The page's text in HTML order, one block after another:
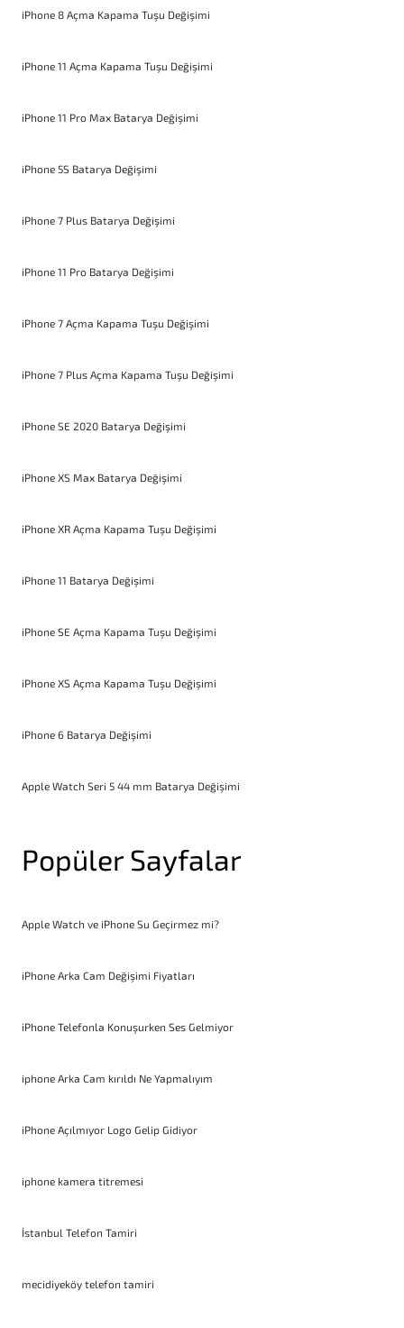
iPhone 8 Açma Kapama Tuşu Değişimi
iPhone 11 Açma Kapama Tuşu Değişimi
iPhone 11 Pro Max Batarya Değişimi
iPhone 5S Batarya Değişimi
iPhone 7 Plus Batarya Değişimi
iPhone 11 Pro Batarya Değişimi
iPhone 7 Açma Kapama Tuşu Değişimi
iPhone 7 Plus Açma Kapama Tuşu Değişimi
iPhone SE 2020 Batarya Değişimi
iPhone XS Max Batarya Değişimi
iPhone XR Açma Kapama Tuşu Değişimi
iPhone 11 Batarya Değişimi
iPhone SE Açma Kapama Tuşu Değişimi
iPhone XS Açma Kapama Tuşu Değişimi
iPhone 6 Batarya Değişimi
Apple Watch Seri 5 44 mm Batarya Değişimi
Popüler Sayfalar
Apple Watch ve iPhone Su Geçirmez mi?
iPhone Arka Cam Değişimi Fiyatları
iPhone Telefonla Konuşurken Ses Gelmiyor
iphone Arka Cam kırıldı Ne Yapmalıyım
iPhone Açılmıyor Logo Gelip Gidiyor
iphone kamera titremesi
İstanbul Telefon Tamiri
mecidiyeköy telefon tamiri